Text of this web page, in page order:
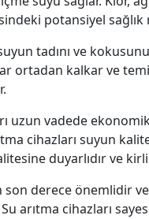
potansiyel
tadını ve
ortadan kalkar ve
uzun vadede
cihazları suyun
duyarlıdır ve
son derece önemlidir
arıtma cihazları